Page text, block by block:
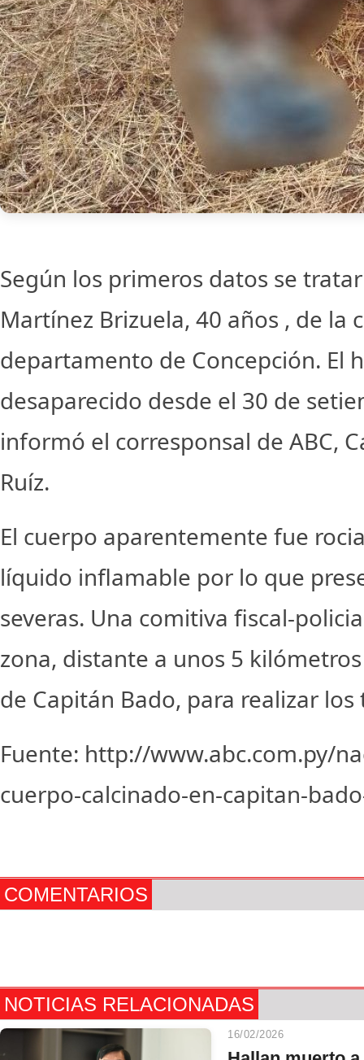
Según los primeros datos se
Martínez Brizuela, 40 años , de la
departamento de Concepción. El
desaparecido desde el 30 de
informó el corresponsal de ABC,
Ruíz.
El cuerpo aparentemente fue
líquido inflamable por lo que
severas. Una comitiva fiscal-
zona, distante a unos 5
de Capitán Bado, para realizar
Fuente: http://www.abc.com.py/
cuerpo-calcinado-en-capitan-
COMENTARIOS
NOTICIAS RELACIONADAS
16/02/2026